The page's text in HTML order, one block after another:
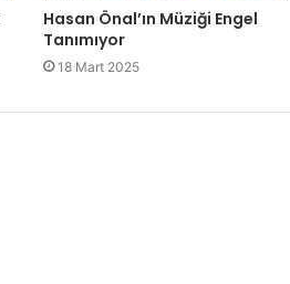
Hasan Önal’ın Müziği Engel
Tanımıyor
18 Mart 2025